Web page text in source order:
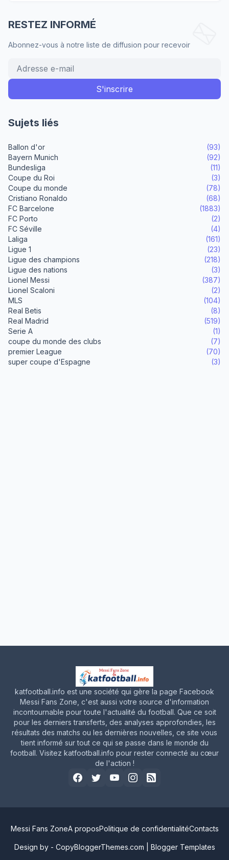
RESTEZ INFORMÉ
Abonnez-vous à notre liste de diffusion pour recevoir
Sujets liés
Ballon d'or
(93)
Bayern Munich
(92)
Bundesliga
(11)
Coupe du Roi
(3)
Coupe du monde
(78)
Cristiano Ronaldo
(68)
FC Barcelone
(1883)
FC Porto
(2)
FC Séville
(4)
Laliga
(161)
Ligue 1
(23)
Ligue des champions
(218)
Ligue des nations
(3)
Lionel Messi
(387)
Lionel Scaloni
(2)
MLS
(104)
Real Betis
(8)
Real Madrid
(519)
Serie A
(1)
coupe du monde des clubs
(7)
premier League
(70)
super coupe d'Espagne
(3)
katfootball.info est une société qui gère la page Facebook
Messi Fans Zone, c'est aussi votre source d'information
incontournable pour toute l'actualité du football. Que ce soit
pour les derniers transferts, des analyses approfondies, les
résultats des matchs ou les dernières nouvelles, ce site vous
tient informé sur tout ce qui se passe dans le monde du
football. Visitez katfootball.info pour rester connecté au cœur
de l'action !
Design by - CopyBloggerThemes.com Blogger Templates
Messi Fans ZoneA proposPolitique de confidentialitéContacts